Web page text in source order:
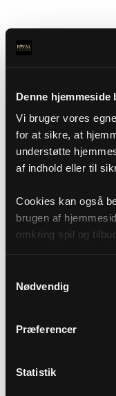
Denne hjemmeside
Vi bruger vores
for at sikre, at
understøtte
af indhold eller til
Cookies kan også
brugen af
omkring spil og
af cookies under
vores
Nødvendig
Præferencer
Statistik